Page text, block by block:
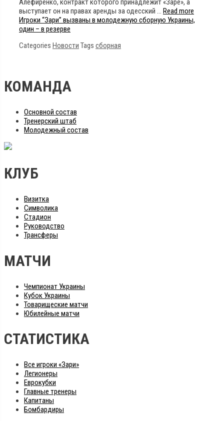
Алефиренко, контракт которого принадлежит «Заре», а
выступает он на правах аренды за одесский … Read more
Игроки “Зари” вызваны в молодежную сборную Украины,
один – в резерве
Categories Новости Tags сборная
КОМАНДА
Основной состав
Тренерский штаб
Молодежный состав
КЛУБ
Визитка
Символика
Стадион
Руководство
Трансферы
МАТЧИ
Чемпионат Украины
Кубок Украины
Товарищеские матчи
Юбилейные матчи
СТАТИСТИКА
Все игроки «Зари»
Легионеры
Еврокубки
Главные тренеры
Капитаны
Бомбардиры